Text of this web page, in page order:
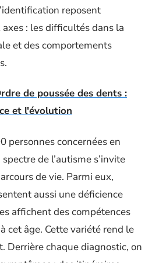
reposent
: les difficultés dans la
et des comportements
de poussée des dents :
et l'évolution
personnes concernées en
de l’autisme s’invite
de vie. Parmi eux,
aussi une déficience
affichent des compétences
cet âge. Cette variété rend le
Derrière chaque diagnostic, on